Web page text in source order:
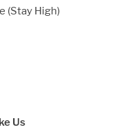
(Stay High)
Us